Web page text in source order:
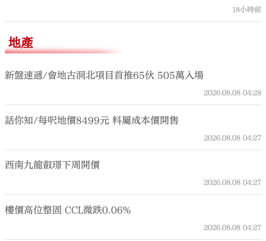
18小時前
地產
新盤速遞/會地古洞北項目首推65伙 505萬入場
2026.08.08 04:28
話你知/每呎地價8499元 料屬成本價開售
2026.08.08 04:27
西南九龍叡璟下周開價
2026.08.08 04:27
樓價高位整固 CCL微跌0.06%
2026.08.08 04:27